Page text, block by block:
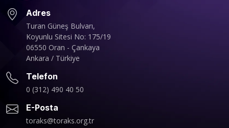
Adres
Turan Güneş Bulvarı,
Koyunlu Sitesi No: 175/19
06550 Oran - Çankaya
Ankara / Türkiye
Telefon
0 (312) 490 40 50
E-Posta
toraks@toraks.org.tr